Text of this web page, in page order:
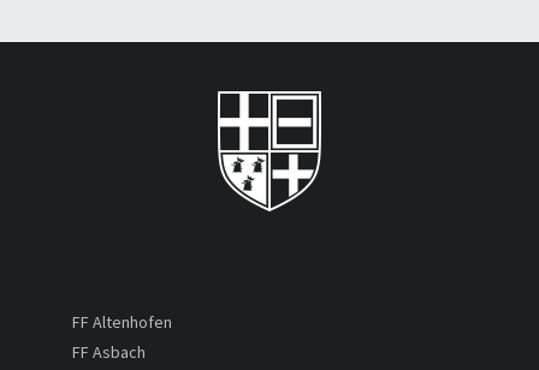
FF Altenhofen
FF Asbach